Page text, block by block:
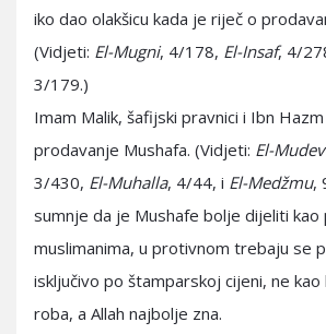
iko dao olakšicu kada je riječ o
(Vidjeti: El-Mugni, 4/178, El-Insaf, 4/
3/179.)
Imam Malik, šafijski pravnici i Ibn
prodavanje Mushafa. (Vidjeti: El-
3/430, El-Muhalla, 4/44, i El-Medžmu,
sumnje da je Mushafe bolje dijeliti kao
muslimanima, u protivnom trebaju se
isključivo po štamparskoj cijeni, ne kao
roba, a Allah najbolje zna.